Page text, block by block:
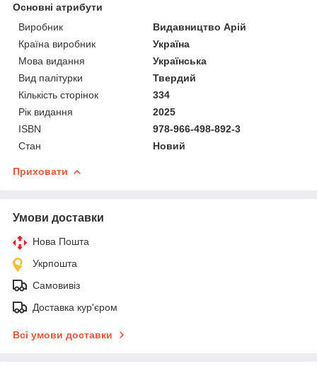
Основні атрибути
Виробник
Видавництво Арій
Країна виробник
Україна
Мова видання
Українська
Вид палітурки
Твердий
Кількість сторінок
334
Рік видання
2025
ISBN
978-966-498-892-3
Стан
Новий
Приховати
Умови доставки
Нова Пошта
Укрпошта
Самовивіз
Доставка кур'єром
Всі умови доставки